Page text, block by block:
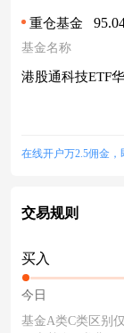
重仓基金
基金名称
港股通科技ETF
在线开户万2.5佣金，
交易规则
买入
今日
基金A类C类区别